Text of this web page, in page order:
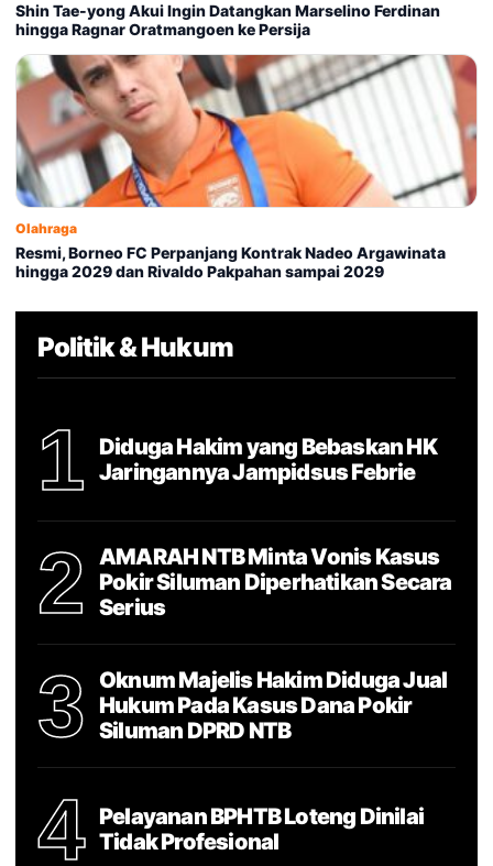
Shin Tae-yong Akui Ingin Datangkan Marselino Ferdinan
hingga Ragnar Oratmangoen ke Persija
Olahraga
Resmi, Borneo FC Perpanjang Kontrak Nadeo Argawinata
hingga 2029 dan Rivaldo Pakpahan sampai 2029
Politik & Hukum
1
Diduga Hakim yang Bebaskan HK
Jaringannya Jampidsus Febrie
2
AMARAH NTB Minta Vonis Kasus
Pokir Siluman Diperhatikan Secara
Serius
3
Oknum Majelis Hakim Diduga Jual
Hukum Pada Kasus Dana Pokir
Siluman DPRD NTB
4
Pelayanan BPHTB Loteng Dinilai
Tidak Profesional